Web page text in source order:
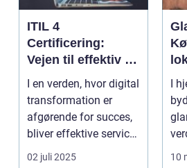
ITIL 4
Certificering:
Vejen til effektiv IT-
service
management
I en verden, hvor digital
transformation er
afgørende for succes,
bliver effektive service
ma...
02 juli 2025
I
10